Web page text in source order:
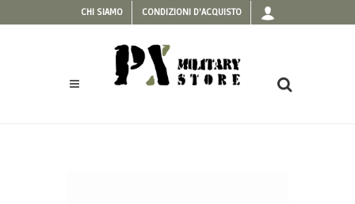
CHI SIAMO CONDIZIONI D'ACQUISTO